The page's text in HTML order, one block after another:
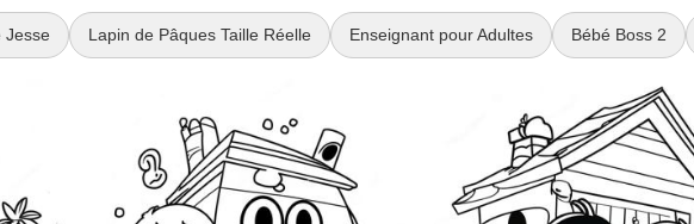
Jesse Lapin de Pâques Taille Réelle Enseignant pour Adultes Bébé Boss 2